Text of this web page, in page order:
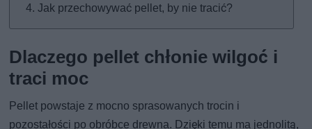
Jak przechowywać pellet, by nie tracić?
Dlaczego pellet chłonie wilgoć i
traci moc
Pellet powstaje z mocno sprasowanych trocin i
pozostałości po obróbce drewna. Dzięki temu ma jednolitą,